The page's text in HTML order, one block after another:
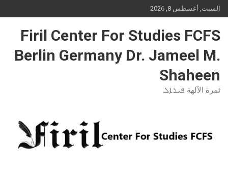
Skip
to
السبت, أغسطس 8, 2026
Firil Center For Studies FCFS
Berlin Germany Dr. Jameel M.
Shaheen
ثمرة الآلهة ܦܝܪܐܠ